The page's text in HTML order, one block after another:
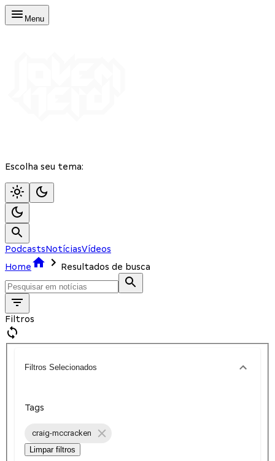
Menu
Escolha seu tema:
PodcastsNotíciasVídeos
Home
Resultados de busca
Filtros
Filtros Selecionados
Tags
craig-mccracken
Limpar filtros